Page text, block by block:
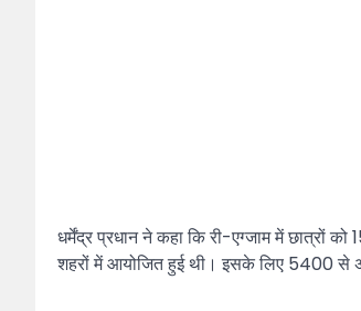
धर्मेंद्र प्रधान ने कहा कि री-एग्जाम में छात्रों
शहरों में आयोजित हुई थी। इसके लिए 5400 से